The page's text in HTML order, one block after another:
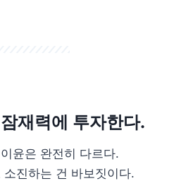
재력에 투자한다.
윤은 완전히 다르다.
진하는 건 바보짓이다.